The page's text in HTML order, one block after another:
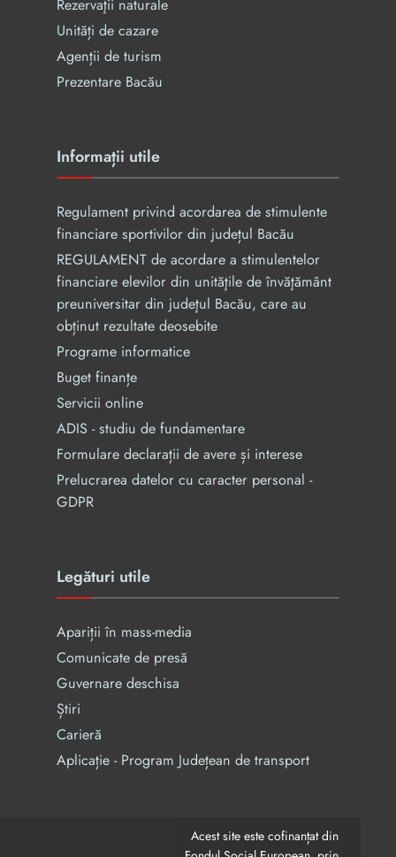
Rezervaţii naturale
Unități de cazare
Agenții de turism
Prezentare Bacău
Informații utile
Regulament privind acordarea de stimulente
financiare sportivilor din județul Bacău
REGULAMENT de acordare a stimulentelor
financiare elevilor din unităţile de învăţământ
preuniversitar din judeţul Bacău, care au
obținut rezultate deosebite
Programe informatice
Buget finanțe
Servicii online
ADIS - studiu de fundamentare
Formulare declarații de avere și interese
Prelucrarea datelor cu caracter personal -
GDPR
Legături utile
Apariții în mass-media
Comunicate de presă
Guvernare deschisa
Știri
Carieră
Aplicație - Program Județean de transport
Acest site este cofinanțat din